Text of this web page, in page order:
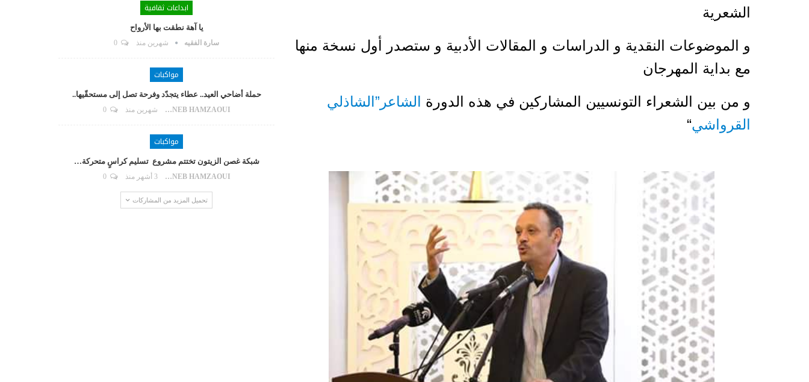
الشعرية
و الموضوعات النقدية و الدراسات و المقالات الأدبية و ستصدر أول نسخة منها
مع بداية المهرجان
و من بين الشعراء التونسيين المشاركين في هذه الدورة
الشاعر”‎الشاذلي
القرواشي“
ابداعات ثقافية
يا آهة نطقت بها الأرواح
سارة الفقيه شهرين منذ
مواكبات
حملة أضاحي العيد.. عطاء يتجدّد وفرحة تصل إلى مستحقّيها..
ZAYNEB HAMZAOUI شهرين منذ 0
مواكبات
شبكة غصن الزيتون تختتم مشروع تسليم كراسٍ متحركة…
ZAYNEB HAMZAOUI 3 أشهر منذ 0
تحميل المزيد من المشاركات